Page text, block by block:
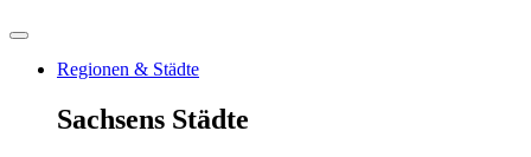
Regionen & Städte
Sachsens Städte